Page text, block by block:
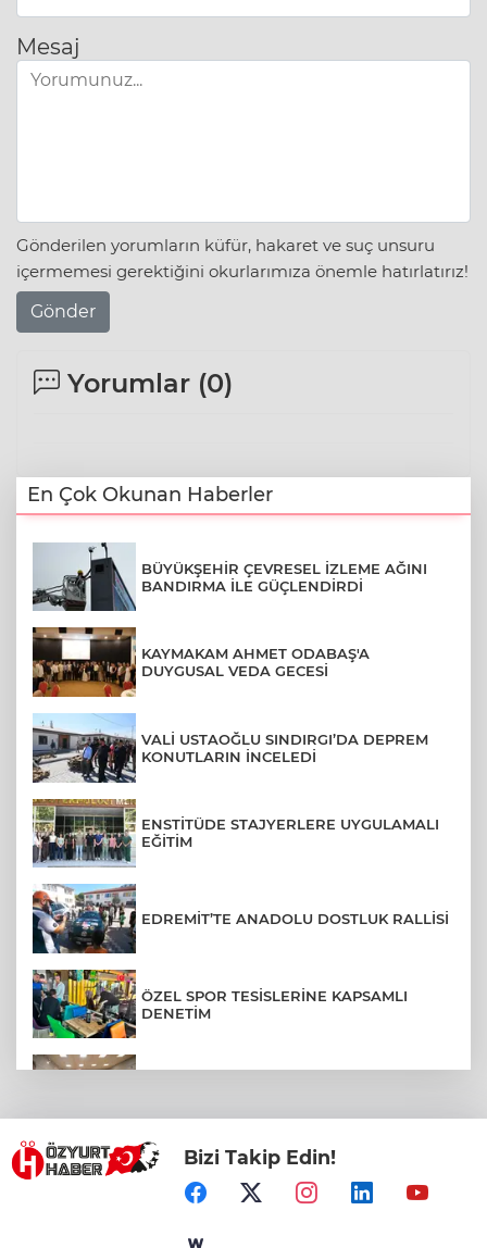
Mesaj
Gönderilen yorumların küfür, hakaret ve suç unsuru
içermemesi gerektiğini okurlarımıza önemle hatırlatırız!
Gönder
Yorumlar (0)
En Çok Okunan Haberler
BÜYÜKŞEHİR ÇEVRESEL İZLEME AĞINI
BANDIRMA İLE GÜÇLENDİRDİ
KAYMAKAM AHMET ODABAŞ'A
DUYGUSAL VEDA GECESİ
VALİ USTAOĞLU SINDIRGI’DA DEPREM
KONUTLARIN İNCELEDİ
ENSTİTÜDE STAJYERLERE UYGULAMALI
EĞİTİM
EDREMİT’TE ANADOLU DOSTLUK RALLİSİ
ÖZEL SPOR TESİSLERİNE KAPSAMLI
DENETİM
ALTIEYLÜL’DE MÜZİK DOLU GECE
Bizi Takip Edin!